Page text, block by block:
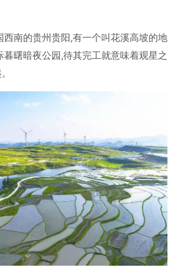
西南的贵州贵阳,有一个叫花溪高坡的地
暮曙暗夜公园,待其完工就意味着观星之